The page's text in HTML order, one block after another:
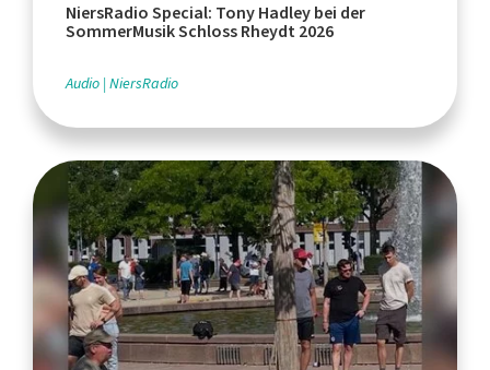
NiersRadio Special: Tony Hadley bei der
SommerMusik Schloss Rheydt 2026
Audio NiersRadio